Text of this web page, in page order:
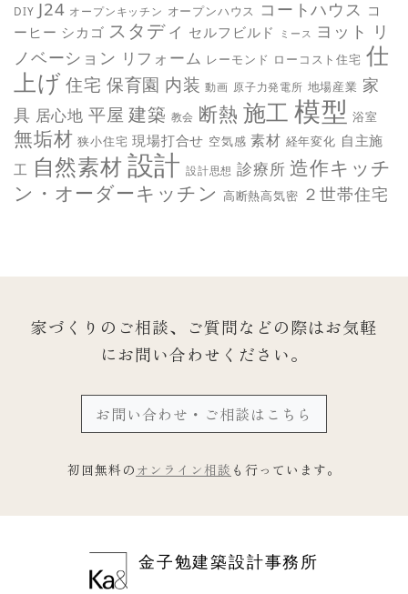
DIY J24 オープンキッチン オープンハウス コートハウス コ
ーヒー シカゴ スタディ セルフビルド ミース ヨット リ
ノベーション リフォーム レーモンド ローコスト住宅 仕
上げ 住宅 保育園 内装 動画 原子力発電所 地場産業 家
具 居心地 平屋 建築 教会 断熱 施工 模型 浴室
無垢材 狭小住宅 現場打合せ 空気感 素材 経年変化 自主施
工 自然素材 設計 設計思想 診療所 造作キッチ
ン・オーダーキッチン 高断熱高気密 ２世帯住宅
家づくりのご相談、ご質問などの際はお気軽
にお問い合わせください。
お問い合わせ・ご相談はこちら
初回無料の オンライン相談 も行っています。
金子勉建築設計事務所